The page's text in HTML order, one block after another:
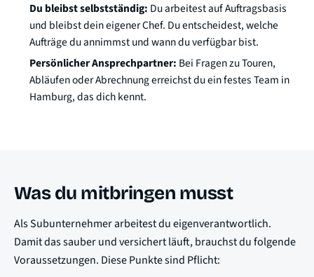
Du bleibst selbstständig: Du arbeitest auf Auftragsbasis
und bleibst dein eigener Chef. Du entscheidest, welche
Aufträge du annimmst und wann du verfügbar bist.
Persönlicher Ansprechpartner: Bei Fragen zu Touren,
Abläufen oder Abrechnung erreichst du ein festes Team in
Hamburg, das dich kennt.
Was du mitbringen musst
Als Subunternehmer arbeitest du eigenverantwortlich.
Damit das sauber und versichert läuft, brauchst du folgende
Voraussetzungen. Diese Punkte sind Pflicht: